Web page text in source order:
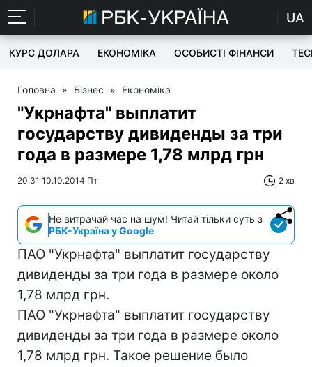
UA
КУРС ДОЛАРА ЕКОНОМІКА ОСОБИСТІ ФІНАНСИ
Головна » Бізнес » Економіка
"Укрнафта" выплатит
государству дивиденды за три
года в размере 1,78 млрд грн
20:31 10.10.2014 Пт 2 хв
Не витрачай час на шум! Читай тільки суть з
РБК-Україна у Google
ПАО "Укрнафта" выплатит государству
дивиденды за три года в размере около
1,78 млрд грн.
ПАО "Укрнафта" выплатит государству
дивиденды за три года в размере около
1,78 млрд грн. Такое решение было